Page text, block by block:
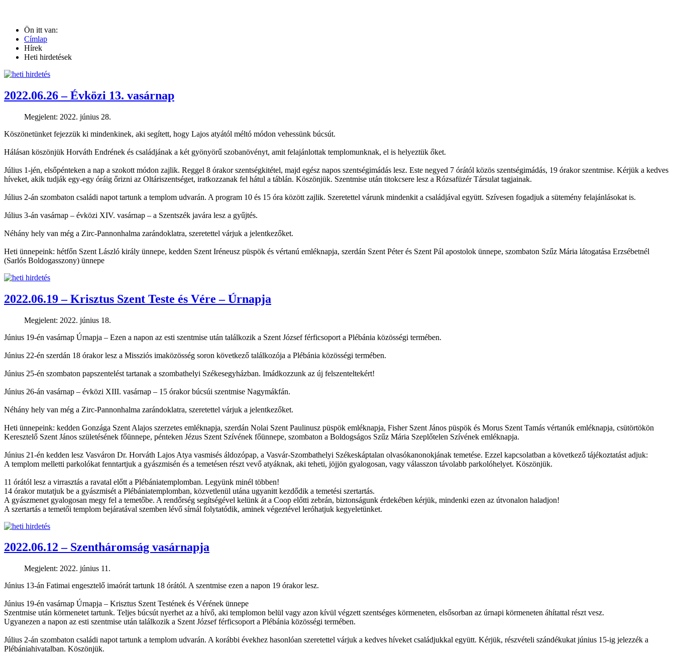
Ön itt van:
Címlap
Hírek
Heti hirdetések
2022.06.26 – Évközi 13. vasárnap
Megjelent: 2022. június 28.
Köszönetünket fejezzük ki mindenkinek, aki segített, hogy Lajos atyától méltó módon vehessünk búcsút.
Hálásan köszönjük Horváth Endrének és családjának a két gyönyörű szobanövényt, amit felajánlottak templomunknak, el is helyeztük őket.
Július 1-jén, elsőpénteken a nap a szokott módon zajlik. Reggel 8 órakor szentségkitétel, majd egész napos szentségimádás lesz. Este negyed 7 órától közös szentségimádás, 19 órakor szentmise. Kérjük a kedves
híveket, akik tudják egy-egy óráig őrizni az Oltáriszentséget, iratkozzanak fel hátul a táblán. Köszönjük. Szentmise után titokcsere lesz a Rózsafüzér Társulat tagjainak.
Július 2-án szombaton családi napot tartunk a templom udvarán. A program 10 és 15 óra között zajlik. Szeretettel várunk mindenkit a családjával együtt. Szívesen fogadjuk a sütemény felajánlásokat is.
Július 3-án vasárnap – évközi XIV. vasárnap – a Szentszék javára lesz a gyűjtés.
Néhány hely van még a Zirc-Pannonhalma zarándoklatra, szeretettel várjuk a jelentkezőket.
Heti ünnepeink: hétfőn Szent László király ünnepe, kedden Szent Iréneusz püspök és vértanú emléknapja, szerdán Szent Péter és Szent Pál apostolok ünnepe, szombaton Szűz Mária látogatása Erzsébetnél
(Sarlós Boldogasszony) ünnepe
2022.06.19 – Krisztus Szent Teste és Vére – Úrnapja
Megjelent: 2022. június 18.
Június 19-én vasárnap Úrnapja – Ezen a napon az esti szentmise után találkozik a Szent József férficsoport a Plébánia közösségi termében.
Június 22-én szerdán 18 órakor lesz a Missziós imaközösség soron következő találkozója a Plébánia közösségi termében.
Június 25-én szombaton papszentelést tartanak a szombathelyi Székesegyházban. Imádkozzunk az új felszenteltekért!
Június 26-án vasárnap – évközi XIII. vasárnap – 15 órakor búcsúi szentmise Nagymákfán.
Néhány hely van még a Zirc-Pannonhalma zarándoklatra, szeretettel várjuk a jelentkezőket.
Heti ünnepeink: kedden Gonzága Szent Alajos szerzetes emléknapja, szerdán Nolai Szent Paulinusz püspök emléknapja, Fisher Szent János püspök és Morus Szent Tamás vértanúk emléknapja, csütörtökön
Keresztelő Szent János születésének főünnepe, pénteken Jézus Szent Szívének főünnepe, szombaton a Boldogságos Szűz Mária Szeplőtelen Szívének emléknapja.
Június 21-én kedden lesz Vasváron Dr. Horváth Lajos Atya vasmisés áldozópap, a Vasvár-Szombathelyi Székeskáptalan olvasókanonokjának temetése. Ezzel kapcsolatban a következő tájékoztatást adjuk:
A templom melletti parkolókat fenntartjuk a gyászmisén és a temetésen részt vevő atyáknak, aki teheti, jöjjön gyalogosan, vagy válasszon távolabb parkolóhelyet. Köszönjük.
11 órától lesz a virrasztás a ravatal előtt a Plébániatemplomban. Legyünk minél többen!
14 órakor mutatjuk be a gyászmisét a Plébániatemplomban, közvetlenül utána ugyanitt kezdődik a temetési szertartás.
A gyászmenet gyalogosan megy fel a temetőbe. A rendőrség segítségével kelünk át a Coop előtti zebrán, biztonságunk érdekében kérjük, mindenki ezen az útvonalon haladjon!
A szertartás a temetői templom bejáratával szemben lévő sírnál folytatódik, aminek végeztével leróhatjuk kegyeletünket.
2022.06.12 – Szentháromság vasárnapja
Megjelent: 2022. június 11.
Június 13-án Fatimai engesztelő imaórát tartunk 18 órától. A szentmise ezen a napon 19 órakor lesz.
Június 19-én vasárnap Úrnapja – Krisztus Szent Testének és Vérének ünnepe
Szentmise után körmenetet tartunk. Teljes búcsút nyerhet az a hívő, aki templomon belül vagy azon kívül végzett szentséges körmeneten, elsősorban az úrnapi körmeneten áhítattal részt vesz.
Ugyanezen a napon az esti szentmise után találkozik a Szent József férficsoport a Plébánia közösségi termében.
Július 2-án szombaton családi napot tartunk a templom udvarán. A korábbi évekhez hasonlóan szeretettel várjuk a kedves híveket családjukkal együtt. Kérjük, részvételi szándékukat június 15-ig jelezzék a
Plébániahivatalban. Köszönjük.